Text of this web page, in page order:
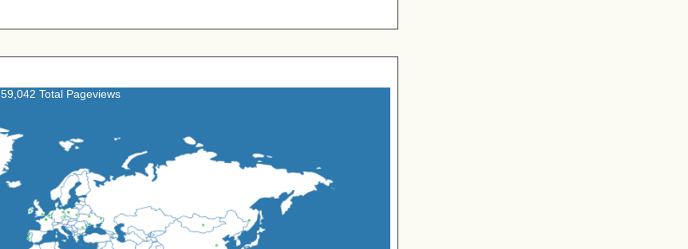
59,042 Total Pageviews